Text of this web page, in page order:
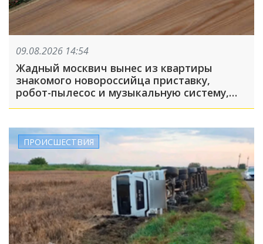
09.08.2026 14:54
Жадный москвич вынес из квартиры
знакомого новороссийца приставку,
робот-пылесос и музыкальную систему,
пока его подельник отвлекал хозяина
ПРОИСШЕСТВИЯ